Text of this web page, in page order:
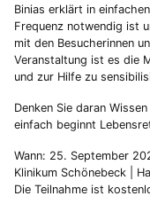
Binias erklärt in
Frequenz notwendig ist
mit den Besucherinnen
Veranstaltung ist es die
und zur Hilfe zu
Denken Sie daran
einfach beginnt
Wann: 25. September
Klinikum Schönebeck |
Die Teilnahme ist